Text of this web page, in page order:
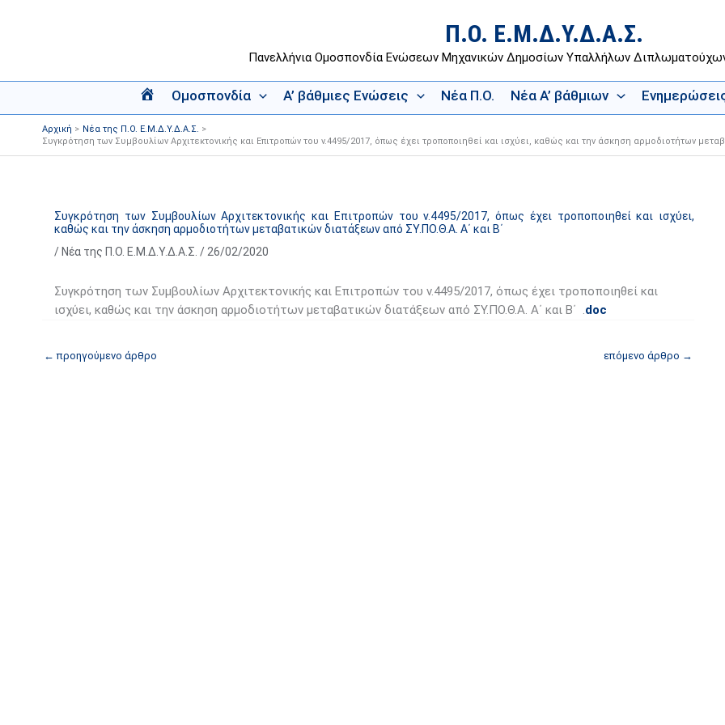
Π.Ο. Ε.Μ.Δ.Υ.Δ.Α.Σ.
Πανελλήνια Ομοσπονδία Ενώσεων Μηχανικών Δημοσίων Υπαλλήλων
Α
ρ
χ
ι
Ομοσπονδία Α’ βάθμιες Ενώσεις Νέα Π.Ο. Νέα Α’ βάθμιων
Αρχική
Νέα της Π.Ο. Ε.Μ.Δ.Υ.Δ.Α.Σ.
Συγκρότηση των Συμβουλίων Αρχιτεκτονικής και Επιτροπών του ν.4495/2017, όπως έχει τροποποιηθεί και ισχύει, καθώς και την άσκηση αρμοδιοτήτων
Συγκρότηση των Συμβουλίων Αρχιτεκτονικής και Επιτροπών του ν.4495/2017, όπως έχει τροποποιηθεί και ισχύει,
καθώς και την άσκηση αρμοδιοτήτων μεταβατικών διατάξεων από ΣΥ.ΠΟ.Θ.Α. Α΄ και Β΄
/ Νέα της Π.Ο. Ε.Μ.Δ.Υ.Δ.Α.Σ. / 26/02/2020
Συγκρότηση των Συμβουλίων Αρχιτεκτονικής και Επιτροπών του ν.4495/2017, όπως έχει τροποποιηθεί και
ισχύει, καθώς και την άσκηση αρμοδιοτήτων μεταβατικών διατάξεων από ΣΥ.ΠΟ.Θ.Α. Α΄ και Β΄ .doc
← προηγούμενο άρθρο επόμενο άρθρο →